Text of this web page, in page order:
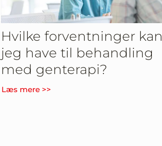
Hvilke forventninger kan
jeg have til behandling
med genterapi?
Læs mere >>